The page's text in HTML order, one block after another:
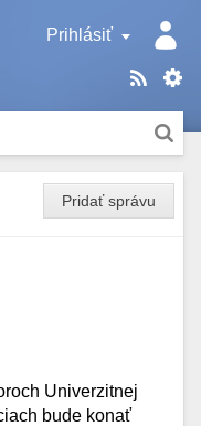
Prihlásiť
Pridať správu
Univerzitnej
bude konať